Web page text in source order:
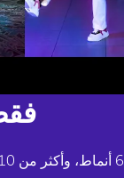
6 أنماط، وأكثر من 10 تطبيقات، وفائدة واحدة مشتركة.